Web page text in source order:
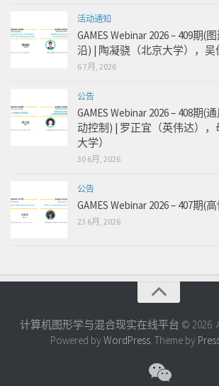
活动通知
GAMES Webinar 2026 – 409期
沿) | 陶凝骁（北京大学），吴
6 7月, 2026
公告
GAMES Webinar 2026 – 408期
动控制) | 罗正宜（英伟达）
大学）
30 6月, 2026
公告
GAMES Webinar 2026 – 407期(
23 6月, 2026
计算机图形学与混合现实在线平台 © 2026.
Powered by WordPress. Theme by